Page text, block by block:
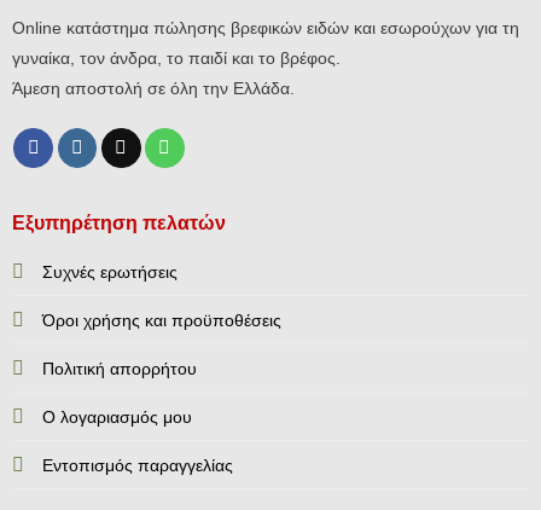
Online κατάστημα πώλησης βρεφικών ειδών και εσωρούχων για τη
γυναίκα, τον άνδρα, το παιδί και το βρέφος.
Άμεση αποστολή σε όλη την Ελλάδα.
Εξυπηρέτηση πελατών
Συχνές ερωτήσεις
Όροι χρήσης και προϋποθέσεις
Πολιτική απορρήτου
Ο λογαριασμός μου
Εντοπισμός παραγγελίας